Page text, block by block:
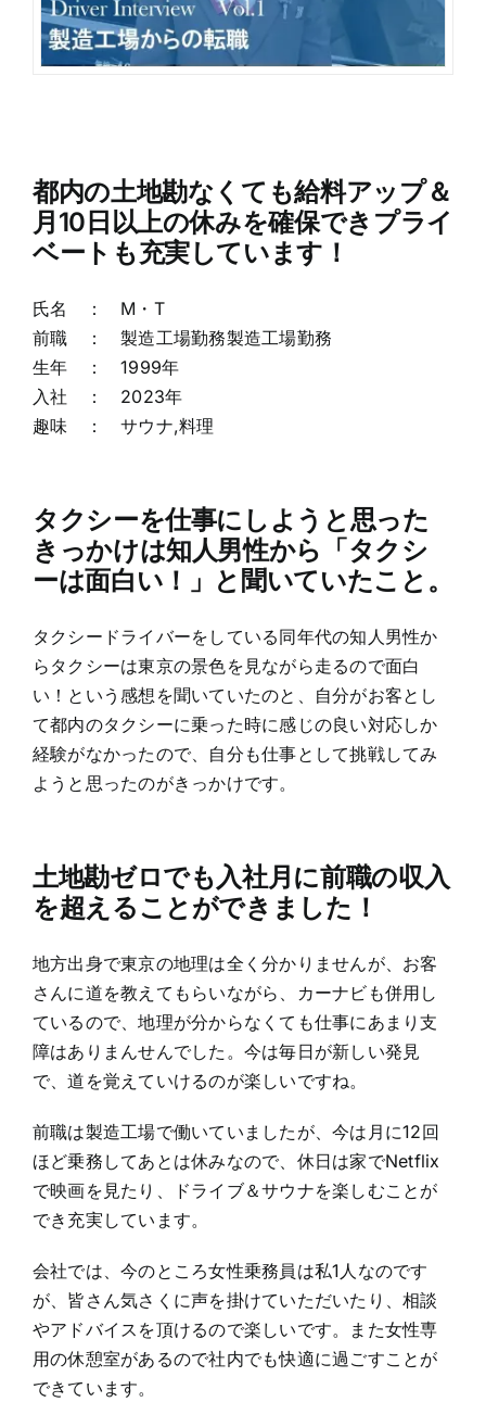
都内の土地勘なくても給料アップ＆
月10日以上の休みを確保できプライ
ベートも充実しています！
氏名 ： M・T
前職 ： 製造工場勤務製造工場勤務
生年 ： 1999年
入社 ： 2023年
趣味 ： サウナ,料理
タクシーを仕事にしようと思った
きっかけは知人男性から「タクシ
ーは面白い！」と聞いていたこと。
タクシードライバーをしている同年代の知人男性か
らタクシーは東京の景色を見ながら走るので面白
い！という感想を聞いていたのと、自分がお客とし
て都内のタクシーに乗った時に感じの良い対応しか
経験がなかったので、自分も仕事として挑戦してみ
ようと思ったのがきっかけです。
土地勘ゼロでも入社月に前職の収入
を超えることができました！
地方出身で東京の地理は全く分かりませんが、お客
さんに道を教えてもらいながら、カーナビも併用し
ているので、地理が分からなくても仕事にあまり支
障はありまんせんでした。今は毎日が新しい発見
で、道を覚えていけるのが楽しいですね。
前職は製造工場で働いていましたが、今は月に12回
ほど乗務してあとは休みなので、休日は家でNetflix
で映画を見たり、ドライブ＆サウナを楽しむことが
でき充実しています。
会社では、今のところ女性乗務員は私1人なのです
が、皆さん気さくに声を掛けていただいたり、相談
やアドバイスを頂けるので楽しいです。また女性専
用の休憩室があるので社内でも快適に過ごすことが
できています。